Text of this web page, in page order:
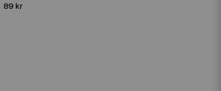
89 kr